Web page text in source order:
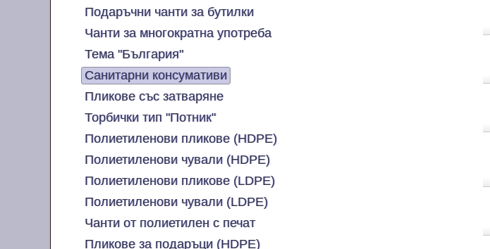
Подаръчни чанти за бутилки
Чанти за многократна употреба
Тема "България"
Санитарни консумативи
Пликове със затваряне
Торбички тип "Потник"
Полиетиленови пликове (HDPE)
Полиетиленови чували (HDPE)
Полиетиленови пликове (LDPE)
Полиетиленови чували (LDPE)
Чанти от полиетилен с печат
Пликове за подаръци (HDPE)